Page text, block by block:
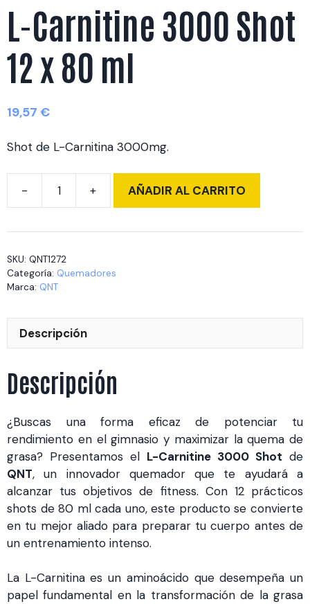
L-Carnitine 3000 Shot
12 x 80 ml
19,57 €
Shot de L-Carnitina 3000mg.
3000
ml
AÑADIR AL CARRITO
SKU: QNT1272
Categoría: Quemadores
Marca: QNT
Descripción
Descripción
¿Buscas una forma eficaz de potenciar tu
rendimiento en el gimnasio y maximizar la quema de
grasa? Presentamos el L-Carnitine 3000 Shot de
QNT, un innovador quemador que te ayudará a
alcanzar tus objetivos de fitness. Con 12 prácticos
shots de 80 ml cada uno, este producto se convierte
en tu mejor aliado para preparar tu cuerpo antes de
un entrenamiento intenso.
La L-Carnitina es un aminoácido que desempeña un
papel fundamental en la transformación de la grasa